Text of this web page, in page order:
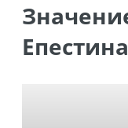
Значение имени
Епестина